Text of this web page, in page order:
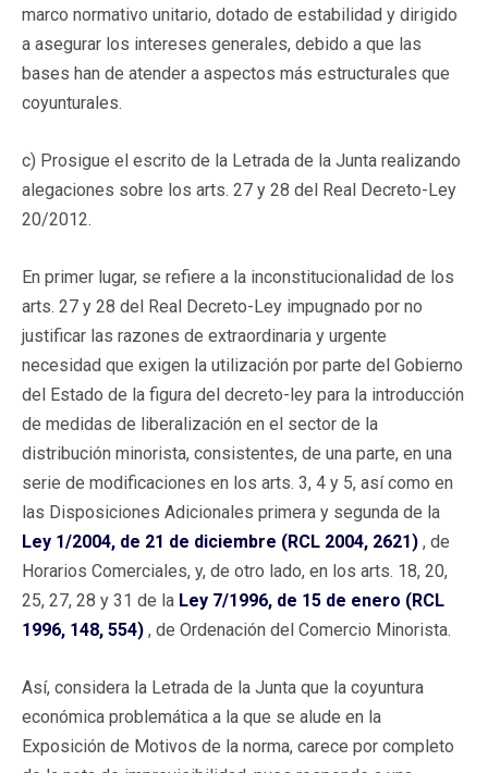
marco normativo unitario, dotado de estabilidad y dirigido
a asegurar los intereses generales, debido a que las
bases han de atender a aspectos más estructurales que
coyunturales.
c) Prosigue el escrito de la Letrada de la Junta realizando
alegaciones sobre los arts. 27 y 28 del Real Decreto-Ley
20/2012.
En primer lugar, se refiere a la inconstitucionalidad de los
arts. 27 y 28 del Real Decreto-Ley impugnado por no
justificar las razones de extraordinaria y urgente
necesidad que exigen la utilización por parte del Gobierno
del Estado de la figura del decreto-ley para la introducción
de medidas de liberalización en el sector de la
distribución minorista, consistentes, de una parte, en una
serie de modificaciones en los arts. 3, 4 y 5, así como en
las Disposiciones Adicionales primera y segunda de la
Ley 1/2004, de 21 de diciembre (RCL 2004, 2621) , de
Horarios Comerciales, y, de otro lado, en los arts. 18, 20,
25, 27, 28 y 31 de la Ley 7/1996, de 15 de enero (RCL
1996, 148, 554) , de Ordenación del Comercio Minorista.
Así, considera la Letrada de la Junta que la coyuntura
económica problemática a la que se alude en la
Exposición de Motivos de la norma, carece por completo